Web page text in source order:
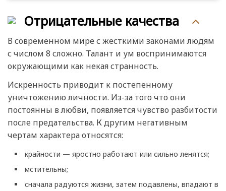
Отрицательные качества
В современном мире с жесткими законами людям
с числом 8 сложно. Талант и ум воспринимаются
окружающими как некая странность.
Искренность приводит к постепенному
уничтожению личности. Из-за того что они
постоянны в любви, появляется чувство разбитости
после предательства. К другим негативным
чертам характера относятся:
крайности — яростно работают или сильно ленятся;
мстительны;
сначала радуются жизни, затем подавлены, впадают в